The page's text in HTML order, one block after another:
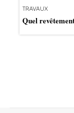
TRAVAUX
Quel